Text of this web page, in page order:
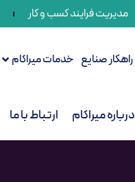
مدیریت فرایند کسب و کار
راهکار صنایع خدمات میراکام
درباره میراکام ارتباط با ما